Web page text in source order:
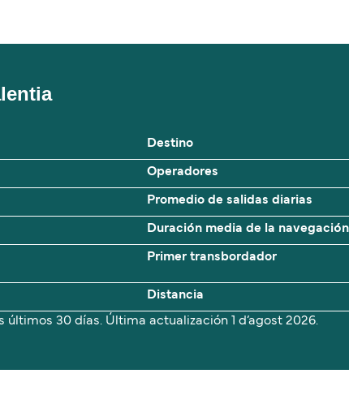
Destino
Operadores
Promedio de salidas diarias
Duración media de la navegación
Primer transbordador
Distancia
últimos 30 días. Última actualización 1 d’agost 2026.